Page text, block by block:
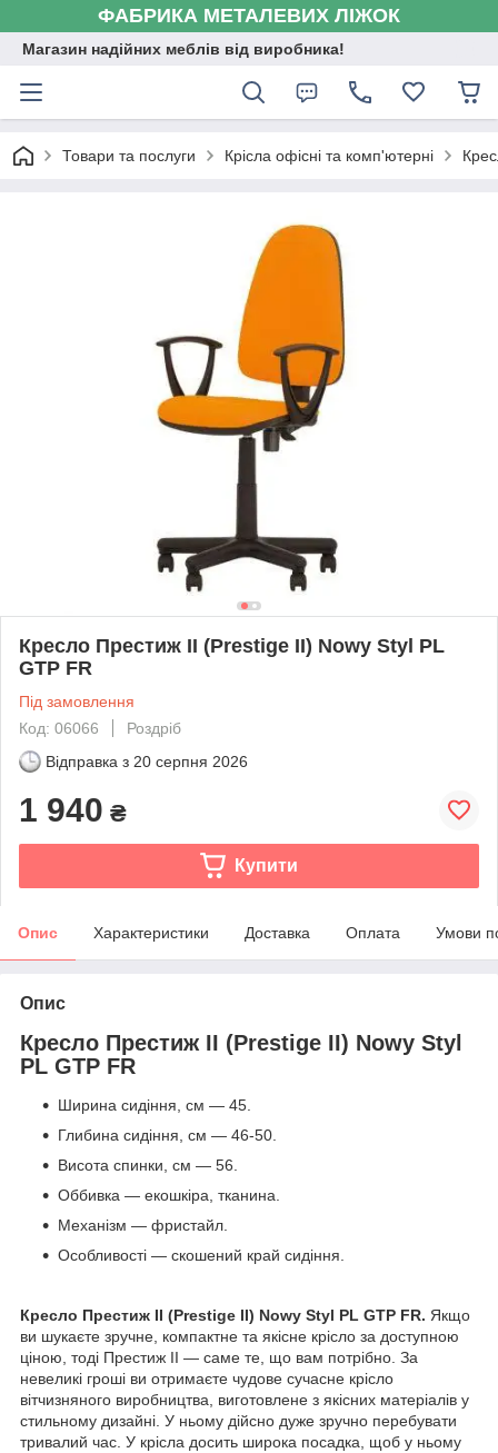
ФАБРИКА МЕТАЛЕВИХ ЛІЖОК
Магазин надійних меблів від виробника!
Товари та послуги Крісла офісні та комп'ютерні
Кресло Престиж II (Prestige II) Nowy Styl PL
GTP FR
Під замовлення
Код: 06066
Роздріб
Відправка з 20 серпня 2026
1 940 ₴
Купити
Опис Характеристики Доставка Оплата Умови
Опис
Кресло Престиж II (Prestige II) Nowy Styl
PL GTP FR
Ширина сидіння, см — 45.
Глибина сидіння, см — 46-50.
Висота спинки, см — 56.
Оббивка — екошкіра, тканина.
Механізм — фристайл.
Особливості — скошений край сидіння.
Кресло Престиж II (Prestige II) Nowy Styl PL GTP FR. Якщо
ви шукаєте зручне, компактне та якісне крісло за доступною
ціною, тоді Престиж II — саме те, що вам потрібно. За
невеликі гроші ви отримаєте чудове сучасне крісло
вітчизняного виробництва, виготовлене з якісних матеріалів у
стильному дизайні. У ньому дійсно дуже зручно перебувати
тривалий час. У крісла досить широка посадка, щоб у ньому